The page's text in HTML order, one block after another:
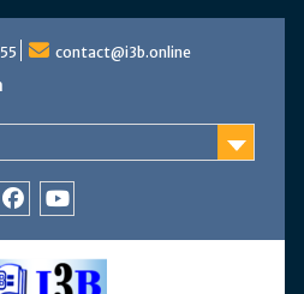
contact@i3b.online
Youtube